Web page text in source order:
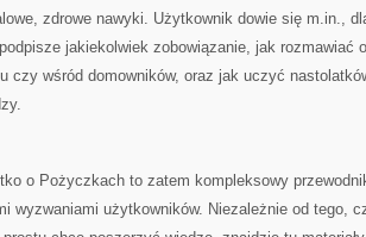
zdrowe nawyki. Użytkownik dowie się m.in.,
jakiekolwiek zobowiązanie, jak rozmawiać
czy wśród domowników, oraz jak uczyć
o Pożyczkach to zatem kompleksowy
wyzwaniami użytkowników. Niezależnie od tego,